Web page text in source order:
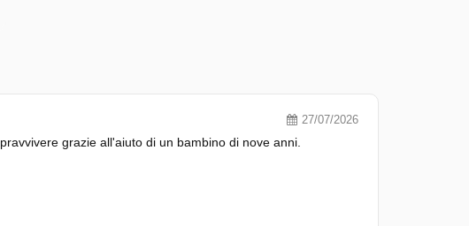
27/07/2026
grazie all'aiuto di un bambino di nove anni.